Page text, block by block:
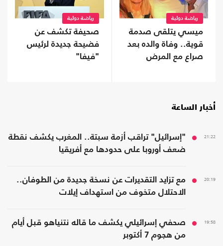
رياضة دولية
ميسي يتلقى صدمة
قوية.. وفاة والده بعد
صراع مع المرض
رياضة دولية
صحيفة تكشف عن
فضيحة جديدة لرئيس
"فيفا"
أخبار الساعة
21:22
"إسرائيل" تراقب أزمة سبتة.. المغرب يكشف نقطة
ضعف أوروبا على حدودها مع أفريقيا
20:19
مع تزايد التقديرات عن نسخة جديدة من الطوفان..
الاحتلال متخوف من استهداف إيلات
19:58
صحفي إسرائيلي يكشف ما قاله نتنياهو قبل أيام
من هجوم 7 أكتوبر